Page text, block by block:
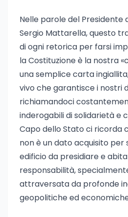
Nelle parole del Presidente
Sergio Mattarella, questo
di ogni retorica per farsi
la Costituzione è la nostra
una semplice carta
vivo che garantisce i nostri
richiamandoci
inderogabili di solidarietà e
Capo dello Stato ci ricorda
non è un dato acquisito per
edificio da presidiare e
responsabilità,
attraversata da profonde
geopolitiche ed